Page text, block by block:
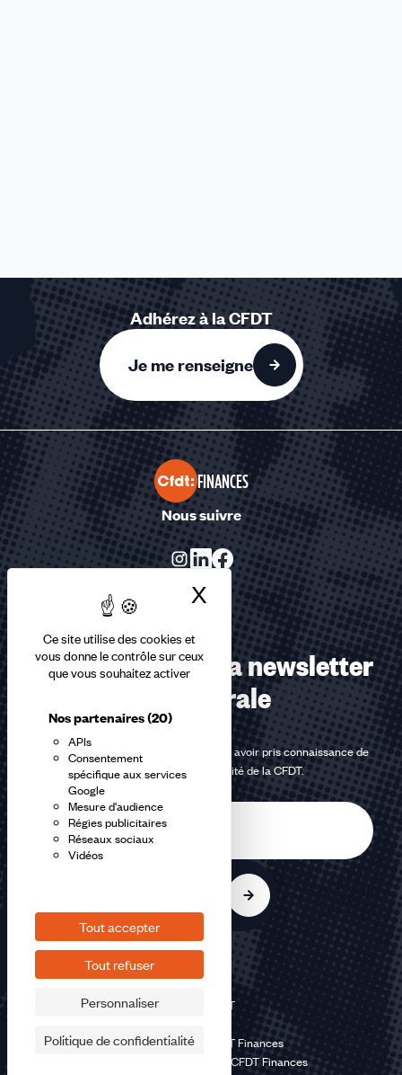
Ce site utilise des cookies et
vous donne le contrôle sur ceux
que vous souhaitez activer
Nos partenaires(20)
APIs
Consentement
spécifique aux services
Google
Mesure d'audience
Régies publicitaires
Réseaux sociaux
Vidéos
Tout accepter
Tout refuser
Personnaliser
Politique de confidentialité
X Masquer le
Adhérez à la CFDT
Je me renseigne
FINANCES
Nous suivre
Abonnez-vous à la newsletter
confédérale
En m'inscrivant à la newsletter, j'affirme avoir pris connaissance de
lapolitique de confidentialité de la CFDT.
©2026 CFDT
Mentions légales CFDT Finances
Politique de confidentialité CFDT Finances